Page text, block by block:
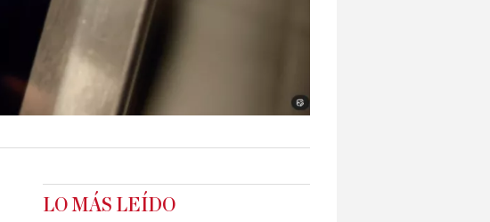
LO MÁS LEÍDO